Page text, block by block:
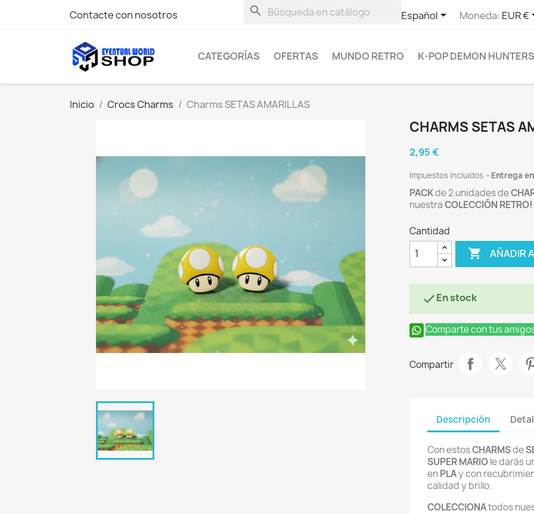
Contacte con nosotros search Español Moneda: EUR €
CATEGORÍAS OFERTAS MUNDO RETRO K-POP DEMON HUNTERS
Inicio Crocs Charms Charms SETAS AMARILLAS
CHARMS SETAS
2,95 €
Impuestos incluidos Entrega
PACKde 2 unidades de
nuestraCOLECCIÓN
Cantidad
 AÑADIR
En stock
Comparte con tus
Compartir
Descripción
Con estosCHARMSde
SUPER MARIOle darás
enPLAy con
calidad y brillo.
COLECCIONAtodos